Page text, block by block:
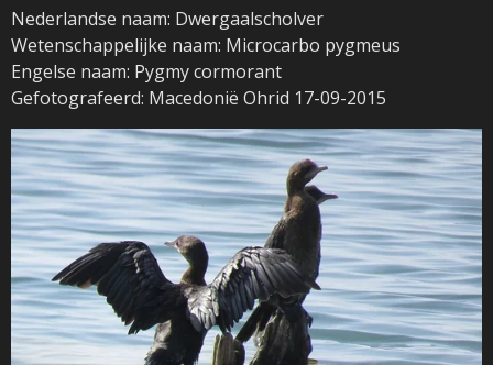
Nederlandse naam: Dwergaalscholver
Wetenschappelijke naam: Microcarbo pygmeus
Engelse naam: Pygmy cormorant
Gefotografeerd: Macedonië Ohrid 17-09-2015